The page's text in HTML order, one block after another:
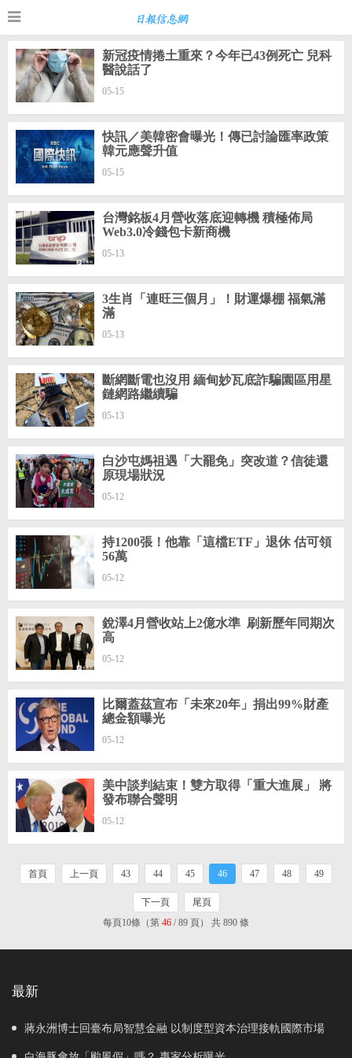
新冠疫情捲土重來？今年已43例死亡 兒科
醫說話了
05-15
快訊／美韓密會曝光！傳已討論匯率政策
韓元應聲升值
05-15
台灣銘板4月營收落底迎轉機 積極佈局
Web3.0冷錢包卡新商機
05-13
3生肖「連旺三個月」！財運爆棚 福氣滿
滿
05-13
斷網斷電也沒用 緬甸妙瓦底詐騙園區用星
鏈網路繼續騙
05-13
白沙屯媽祖遇「大罷免」突改道？信徒還
原現場狀況
05-12
持1200張！他靠「這檔ETF」退休 估可領
56萬
05-12
銳澤4月營收站上2億水準 刷新歷年同期次
高
05-12
比爾蓋茲宣布「未來20年」捐出99%財產
總金額曝光
05-12
美中談判結束！雙方取得「重大進展」 將
發布聯合聲明
05-12
首頁 上一頁 43 44 45 46 47 48 49
下一頁
尾頁
每頁10條（第 46 / 89 頁） 共 890 條
最新
蔣永洲博士回臺布局智慧金融 以制度型資本治理接軌國際市場